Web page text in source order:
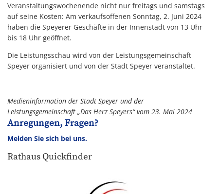
Veranstaltungswochenende nicht nur freitags und samstags
auf seine Kosten: Am verkaufsoffenen Sonntag, 2. Juni 2024
haben die Speyerer Geschäfte in der Innenstadt von 13 Uhr
bis 18 Uhr geöffnet.
Die Leistungsschau wird von der Leistungsgemeinschaft
Speyer organisiert und von der Stadt Speyer veranstaltet.
Medieninformation der Stadt Speyer und der
Leistungsgemeinschaft „Das Herz Speyers“ vom 23. Mai 2024
Anregungen, Fragen?
Melden Sie sich bei uns.
Rathaus Quickfinder